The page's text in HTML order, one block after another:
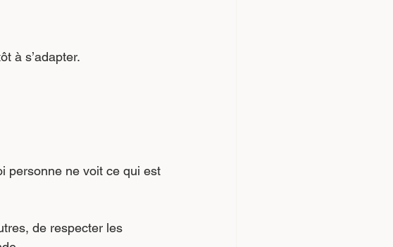
à s’adapter.
personne ne voit ce qui est
de respecter les